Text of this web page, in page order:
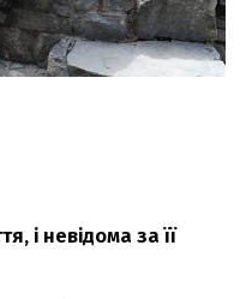
і невідома за її